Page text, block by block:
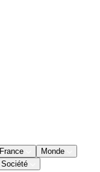
France
Monde
Société